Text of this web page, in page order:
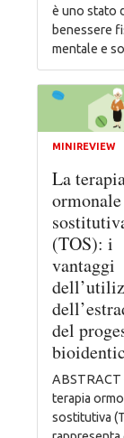
è uno stato
benessere
mentale e
MINIREVIEW
La
ormonale
(TOS): i
vantaggi
del
ABSTRACT
terapia
sostitutiva